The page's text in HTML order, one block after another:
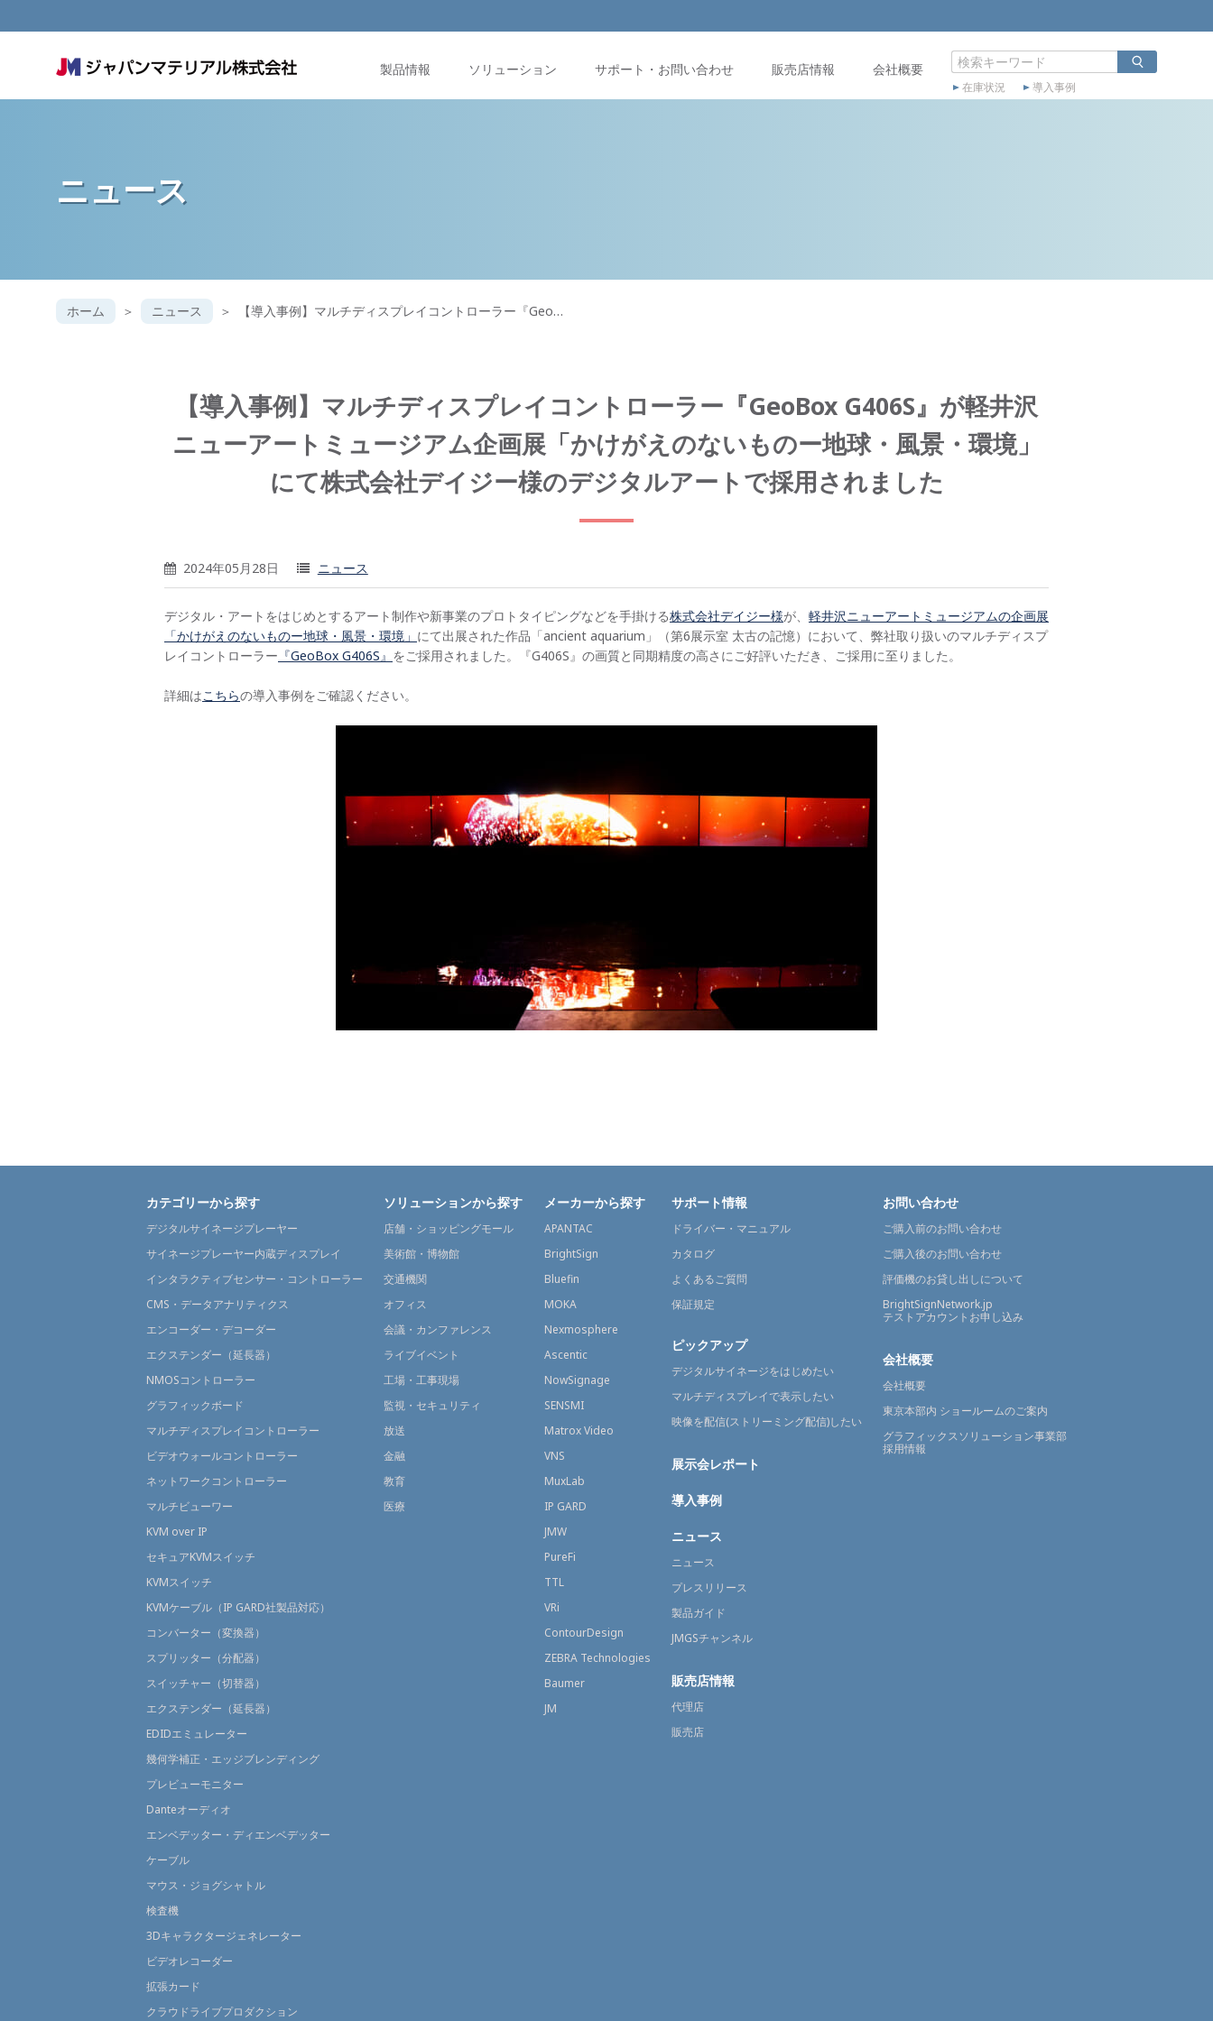
製品情報 ソリューション サポート・お問い合わせ 販売店情報 会社概要
在庫状況 導入事例
ニュース
ホーム ニュース 【導入事例】マルチディスプレイコントローラー『Geo…
【導入事例】マルチディスプレイコントローラー『GeoBox G406S』が軽井沢
ニューアートミュージアム企画展「かけがえのないものー地球・風景・環境」
にて株式会社デイジー様のデジタルアートで採用されました
2024年05月28日 ニュース
デジタル・アートをはじめとするアート制作や新事業のプロトタイピングなどを手掛ける株式会社デイジー様が、 軽井沢ニューアートミュージアムの企画展
「かけがえのないものー地球・風景・環境」 にて出展された作品「ancient aquarium」（第6展示室 太古の記憶）において、弊社取り扱いのマルチディスプ
レイコントローラー 『GeoBox G406S』 をご採用されました。『G406S』の画質と同期精度の高さにご好評いただき、ご採用に至りました。
詳細はこちらの導入事例をご確認ください。
カテゴリーから探す
デジタルサイネージプレーヤー
サイネージプレーヤー内蔵ディスプレイ
インタラクティブセンサー・コントローラー
CMS・データアナリティクス
エンコーダー・デコーダー
エクステンダー（延長器）
NMOSコントローラー
グラフィックボード
マルチディスプレイコントローラー
ビデオウォールコントローラー
ネットワークコントローラー
マルチビューワー
KVM over IP
セキュアKVMスイッチ
KVMスイッチ
KVMケーブル（IP GARD社製品対応）
コンバーター（変換器）
スプリッター（分配器）
スイッチャー（切替器）
エクステンダー（延長器）
EDIDエミュレーター
幾何学補正・エッジブレンディング
プレビューモニター
Danteオーディオ
エンベデッター・ディエンベデッター
ケーブル
マウス・ジョグシャトル
検査機
3Dキャラクタージェネレーター
ビデオレコーダー
拡張カード
クラウドライブプロダクション
ソリューションから探す
店舗・ショッピングモール
美術館・博物館
交通機関
オフィス
会議・カンファレンス
ライブイベント
工場・工事現場
監視・セキュリティ
放送
金融
教育
医療
メーカーから探す
APANTAC
BrightSign
Bluefin
MOKA
Nexmosphere
Ascentic
NowSignage
SENSMI
Matrox Video
VNS
MuxLab
IP GARD
JMW
PureFi
TTL
VRi
ContourDesign
ZEBRA Technologies
Baumer
JM
サポート情報
ドライバー・マニュアル
カタログ
よくあるご質問
保証規定
ピックアップ
デジタルサイネージをはじめたい
マルチディスプレイで表示したい
映像を配信(ストリーミング配信)したい
展示会レポート
導入事例
ニュース
ニュース
プレスリリース
製品ガイド
JMGSチャンネル
販売店情報
代理店
販売店
お問い合わせ
ご購入前のお問い合わせ
ご購入後のお問い合わせ
評価機のお貸し出しについて
BrightSignNetwork.jp
テストアカウントお申し込み
会社概要
会社概要
東京本部内 ショールームのご案内
グラフィックスソリューション事業部
採用情報